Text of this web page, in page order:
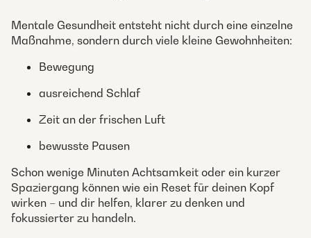
Mentale Gesundheit entsteht nicht durch eine einzelne
Maßnahme, sondern durch viele kleine Gewohnheiten:
Bewegung
ausreichend Schlaf
Zeit an der frischen Luft
bewusste Pausen
Schon wenige Minuten Achtsamkeit oder ein kurzer
Spaziergang können wie ein Reset für deinen Kopf
wirken – und dir helfen, klarer zu denken und
fokussierter zu handeln.